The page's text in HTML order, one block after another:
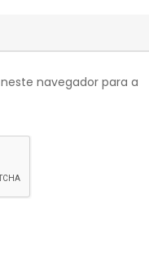
navegador para a